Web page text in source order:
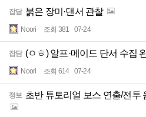
잡담 붉은 장미·댄서 관찰
Noori 조회 381 07-24
잡담 (ㅇㅎ) 알프·메이드 단서 수집
Noori 조회 614 07-24
정보 초반 튜토리얼 보스 연출/전투